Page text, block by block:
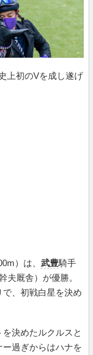
上初のVを成し遂げ
）は、 武豊騎手
夫厩舎）が優勝。
、初戦白星を決め
決めたルクルスと
過ぎからはハナを